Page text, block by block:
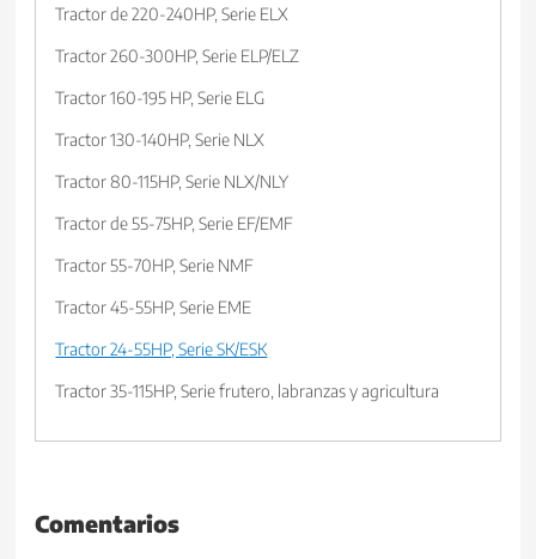
Tractor de 220-240HP, Serie ELX
Tractor 260-300HP, Serie ELP/ELZ
Tractor 160-195 HP, Serie ELG
Tractor 130-140HP, Serie NLX
Tractor 80-115HP, Serie NLX/NLY
Tractor de 55-75HP, Serie EF/EMF
Tractor 55-70HP, Serie NMF
Tractor 45-55HP, Serie EME
Tractor 24-55HP, Serie SK/ESK
Tractor 35-115HP, Serie frutero, labranzas y agricultura
Comentarios